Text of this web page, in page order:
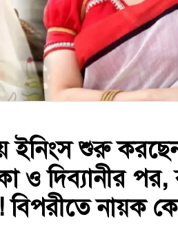
ইনিংস শুরু
ও দিব্যানীর পর,
বিপরীতে নায়ক